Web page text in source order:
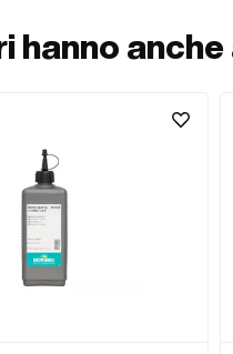
hanno